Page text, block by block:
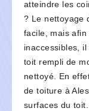
atteindre les
? Le nettoyage
facile, mais
inaccessibles,
toit rempli de
nettoyé. En
de toiture à
surfaces du